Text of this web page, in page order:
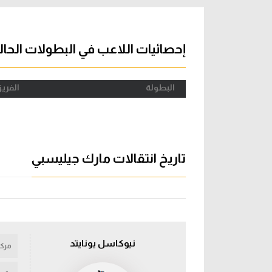
دوري إحصائيات اللاعب في البطولات
البطولة
تاريخ انتقالات مارك جيليسبي
نيوكاسل يونايتد